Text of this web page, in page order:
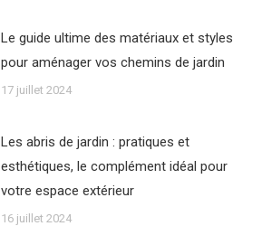
Le guide ultime des matériaux et styles
pour aménager vos chemins de jardin
17 juillet 2024
Les abris de jardin : pratiques et
esthétiques, le complément idéal pour
votre espace extérieur
16 juillet 2024